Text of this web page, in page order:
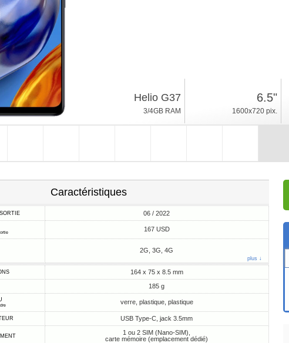
Helio G37
3/4GB RAM
6.5"
1600x720 pix.
Caractéristiques
06 / 2022
167 USD
2G, 3G, 4G
plus ↓
164 x 75 x 8.5 mm
185 g
verre, plastique, plastique
USB Type-C, jack 3.5mm
1 ou 2 SIM (Nano-SIM),
carte mémoire (emplacement dédié)